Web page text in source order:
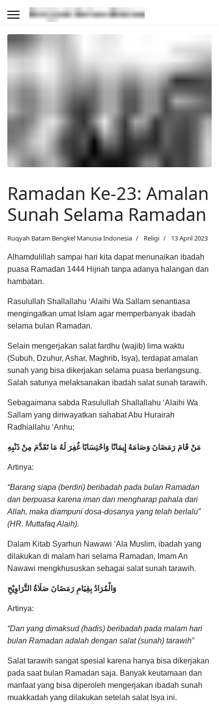
Ramadan Ke-23: Amalan
Sunah Selama Ramadan
Ruqyah Batam Bengkel Manusia Indonesia Religi 13 April 2023
Alhamdulillah sampai hari kita dapat menunaikan ibadah
puasa Ramadan 1444 Hijriah tanpa adanya halangan dan
hambatan.
Rasulullah Shallallahu ‘Alaihi Wa Sallam senantiasa
mengingatkan umat Islam agar memperbanyak ibadah
selama bulan Ramadan.
Selain mengerjakan salat fardhu (wajib) lima waktu
(Subuh, Dzuhur, Ashar, Maghrib, Isya), terdapat amalan
sunah yang bisa dikerjakan selama puasa berlangsung.
Salah satunya melaksanakan ibadah salat sunah tarawih.
Sebagaimana sabda Rasulullah Shallallahu ‘Alaihi Wa
Sallam yang diriwayatkan sahabat Abu Hurairah
Radhiallahu ‘Anhu;
مَنْ قَامَ رَمَضَانَ وَصَامَهُ إِيمَانًا وَاحْتِسَابًا غُفِرَ لَهُ مَا تَقَدَّمَ مِنْ ذَنْبِهِ
Artinya:
“Barang siapa (berdiri) beribadah pada bulan Ramadan
dan berpuasa karena iman dan mengharap pahala dari
Allah, maka diampuni dosa-dosanya yang telah berlalu”
(HR. Muttafaq Alaih).
Dalam Kitab Syarhun Nawawi ‘Ala Muslim, ibadah yang
dilakukan di malam hari selama Ramadan, Imam An
Nawawi mengkhususkan sebagai salat sunah tarawih.
وَالْمُرَادُ بِقِيَامِ رَمَضَانَ صَلَاةُ التَّرَاوِيْحِ
Artinya:
“Dan yang dimaksud (hadis) beribadah pada malam hari
bulan Ramadan adalah dengan salat (sunah) tarawih”
Salat tarawih sangat spesial karena hanya bisa dikerjakan
pada saat bulan Ramadan saja. Banyak keutamaan dan
manfaat yang bisa diperoleh mengerjakan ibadah sunah
muakkadah yang dilakukan setelah salat Isya ini.